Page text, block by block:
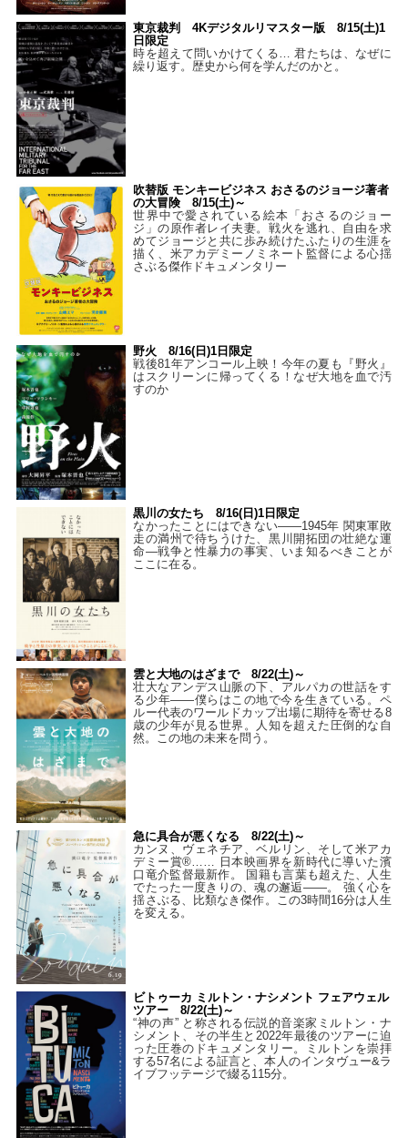
東京裁判 4Kデジタルリマスター版 8/15(土)1
日限定
時を超えて問いかけてくる… 君たちは、なぜに
繰り返す。歴史から何を学んだのかと。
吹替版 モンキービジネス おさるのジョージ著者
の大冒険 8/15(土)～
世界中で愛されている絵本「おさるのジョー
ジ」の原作者レイ夫妻。戦火を逃れ、自由を求
めてジョージと共に歩み続けたふたりの生涯を
描く、米アカデミーノミネート監督による心揺
さぶる傑作ドキュメンタリー
野火 8/16(日)1日限定
戦後81年アンコール上映！今年の夏も『野火』
はスクリーンに帰ってくる！なぜ大地を血で汚
すのか
黒川の女たち 8/16(日)1日限定
なかったことにはできない——1945年 関東軍敗
走の満州で待ちうけた、黒川開拓団の壮絶な運
命―戦争と性暴力の事実、いま知るべきことが
ここに在る。
雲と大地のはざまで 8/22(土)～
壮大なアンデス山脈の下、アルパカの世話をす
る少年――僕らはこの地で今を生きている。ペ
ルー代表のワールドカップ出場に期待を寄せる8
歳の少年が見る世界。人知を超えた圧倒的な自
然。この地の未来を問う。
急に具合が悪くなる 8/22(土)～
カンヌ、ヴェネチア、ベルリン、そして米アカ
デミー賞®…… 日本映画界を新時代に導いた濱
口竜介監督最新作。 国籍も言葉も超えた、人生
でたった一度きりの、魂の邂逅――。 強く心を
揺さぶる、比類なき傑作。この3時間16分は人生
を変える。
ビトゥーカ ミルトン・ナシメント フェアウェル
ツアー 8/22(土)～
“神の声” と称される伝説的音楽家ミルトン・ナ
シメント、その半生と2022年最後のツアーに迫
った圧巻のドキュメンタリー。ミルトンを崇拝
する57名による証言と、本人のインタヴュー&ラ
イブフッテージで綴る115分。